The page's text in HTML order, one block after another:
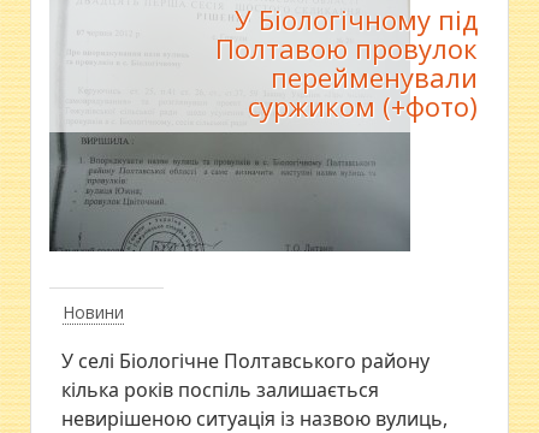
Новини
У Біологічному під
Полтавою провулок
перейменували
суржиком (+фото)
У селі Біологічне Полтавського району
кілька років поспіль залишається
невирішеною ситуація із назвою вулиць,